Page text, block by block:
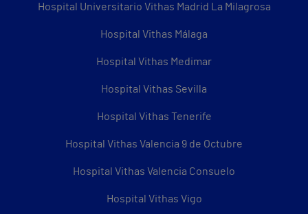
Hospital Universitario Vithas Madrid La Milagrosa
Hospital Vithas Málaga
Hospital Vithas Medimar
Hospital Vithas Sevilla
Hospital Vithas Tenerife
Hospital Vithas Valencia 9 de Octubre
Hospital Vithas Valencia Consuelo
Hospital Vithas Vigo